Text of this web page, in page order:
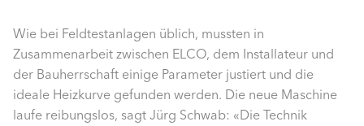
Wie bei Feldtestanlagen üblich, mussten in
Zusammenarbeit zwischen ELCO, dem Installateur und
der Bauherrschaft einige Parameter justiert und die
ideale Heizkurve gefunden werden. Die neue Maschine
laufe reibungslos, sagt Jürg Schwab: «Die Technik